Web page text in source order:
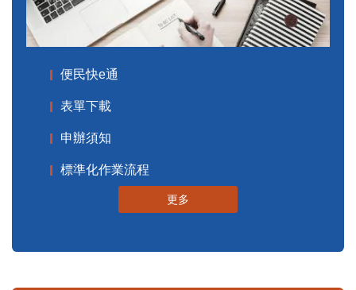
便民快e通
表單下載
申辦須知
標準化作業流程
更多